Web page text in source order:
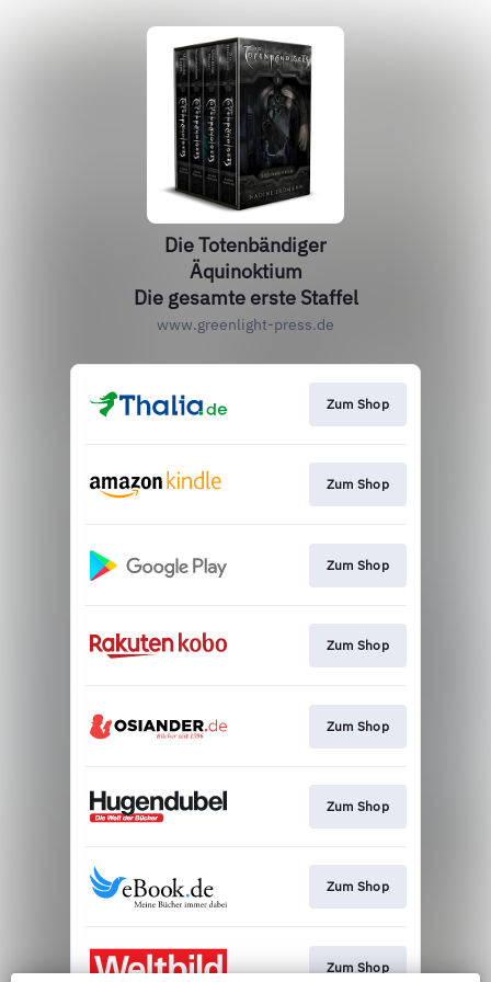
Die Totenbändiger
Äquinoktium
Die gesamte erste Staffel
www.greenlight-press.de
Zum Shop
Zum Shop
Zum Shop
Zum Shop
Zum Shop
Zum Shop
Zum Shop
Zum Shop